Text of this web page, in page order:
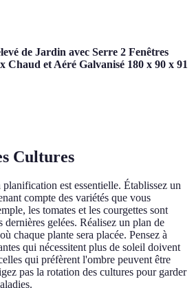
de Jardin avec Serre 2 Fenêtres
Chaud et Aéré Galvanisé 180 x 90 x 91
Cultures
est essentielle. Établissez un
compte des variétés que vous
les tomates et les courgettes sont
dernières gelées. Réalisez un plan de
chaque plante sera placée. Pensez à
qui nécessitent plus de soleil doivent
qui préfèrent l'ombre peuvent être
pas la rotation des cultures pour garder